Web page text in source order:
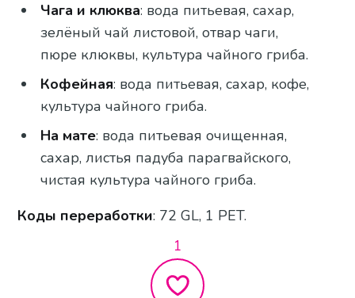
Чага и клюква: вода питьевая, сахар,
зелёный чай листовой, отвар чаги,
пюре клюквы, культура чайного гриба.
Кофейная: вода питьевая, сахар, кофе,
культура чайного гриба.
На мате: вода питьевая очищенная,
сахар, листья падуба парагвайского,
чистая культура чайного гриба.
Коды переработки: 72 GL, 1 PET.
1